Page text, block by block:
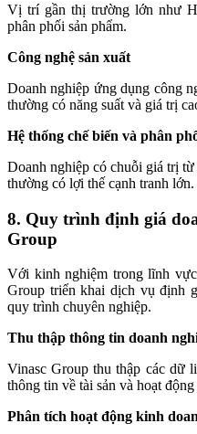
Vị trí gần thị trường lớn như
phân phối sản phẩm.
Công nghệ sản xuất
Doanh nghiệp ứng dụng công
thường có năng suất và giá trị
Hệ thống chế biến và phân
Doanh nghiệp có chuỗi giá trị
thường có lợi thế cạnh tranh lớn.
8. Quy trình định giá
Group
Với kinh nghiệm trong lĩnh
Group triển khai dịch vụ định
quy trình chuyên nghiệp.
Thu thập thông tin doanh
Vinasc Group thu thập các dữ
thông tin về tài sản và hoạt động
Phân tích hoạt động kinh